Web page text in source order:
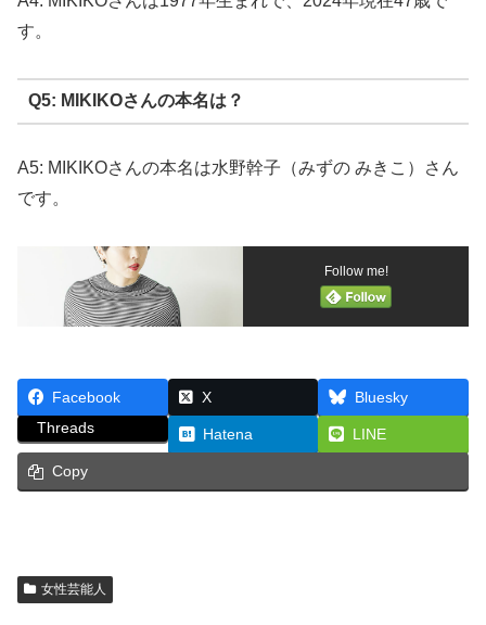
す。
Q5: MIKIKOさんの本名は？
A5: MIKIKOさんの本名は水野幹子（みずの みきこ）さん
です。
Follow me!
Facebook X
Bluesky
Threads
Hatena LINE
Copy
女性芸能人